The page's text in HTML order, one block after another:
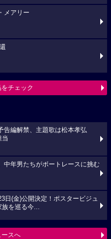
メアリー
チェック
告編解禁、主題歌は松本孝弘
当
中年男たちがボートレースに挑む
日(金)公開決定！ポスタービジュ
を巡る今...
スへ